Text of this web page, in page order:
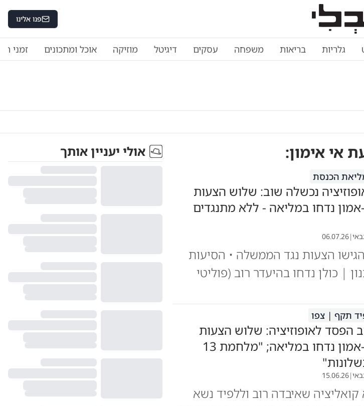
פנו אלינו
גלריות בריאות משפחה עסקים דיגיטל מוזיקה אוכל ומתכונים זמני
אי אימון:
הכנסת
נכשלה שוב: שלוש הצעות
אמון נדחו במליאה - ללא מתנגדים
|
06.07.26
הצעות נגד הממשלה • הסיעות
| כולן נדחו בהיעדר רוב (פוליטי
תקף | צפו
הפסד לאופוזיציה: שלוש הצעות
אי-אמון נדחו במליאה; "מלחמת 13
|
15.06.26
שאיבדה רוב וללפיד נשא
אולי יעניין אותך